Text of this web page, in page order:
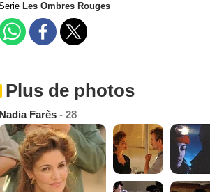
Les Ombres Rouges
Plus de photos
Nadia Farès - 28